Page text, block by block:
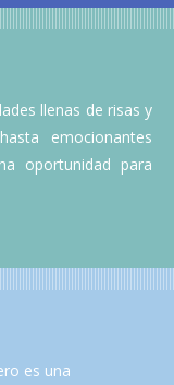
llenas de risas y
emocionantes
oportunidad para
es una